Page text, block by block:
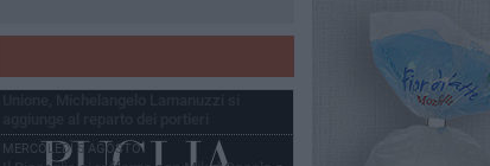
Unione, in difesa arriva Francesco Lorusso
SABATO 1 AGOSTO
MERCOLEDÌ 5 AGOSTO